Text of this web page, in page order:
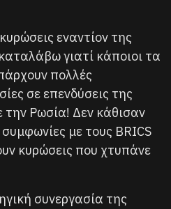
εναντίον της
γιατί κάποιοι τα
πολλές
σε επενδύσεις της
την Ρωσία! Δεν κάθισαν
με τους BRICS
κυρώσεις που χτυπάνε
συνεργασία της